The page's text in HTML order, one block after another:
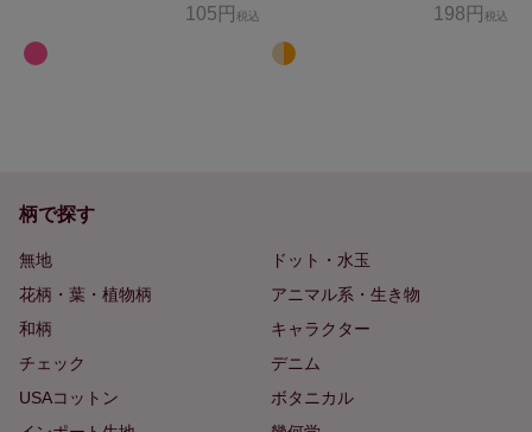
105円 税込 198円 税込
柄で探す
無地
ドット・水玉
花柄・葉・植物柄
アニマル系・生き物
和柄
キャラクター
チェック
デニム
USAコットン
ボタニカル